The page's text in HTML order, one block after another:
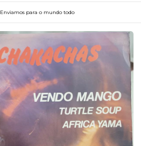
Enviamos para o mundo todo